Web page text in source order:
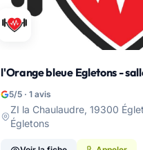
l'Orange bleue Egletons -
5/5 · 1 avis
ZI la Chaulaudre, 19300
Égletons